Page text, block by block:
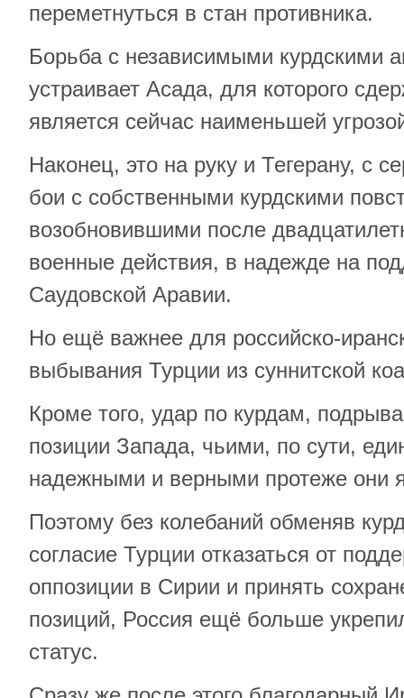
переметнуться в стан противника.
Борьба с независимыми курдскими
устраивает Асада, для которого
является сейчас наименьшей
Наконец, это на руку и Тегерану, с
бои с собственными курдскими
возобновившими после
военные действия, в надежде на
Саудовской Аравии.
Но ещё важнее для российско-
выбывания Турции из суннитской
Кроме того, удар по курдам,
позиции Запада, чьими, по сути,
надежными и верными протеже они
Поэтому без колебаний обменяв
согласие Турции отказаться от
оппозиции в Сирии и принять
позиций, Россия ещё больше
статус.